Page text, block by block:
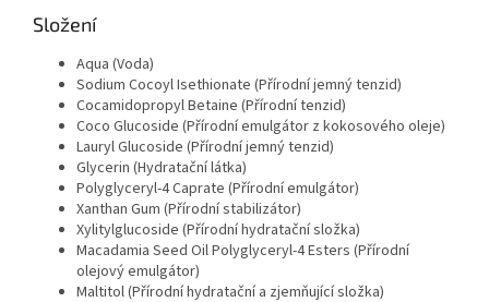
Složení
Aqua (Voda)
Sodium Cocoyl Isethionate (Přírodní jemný tenzid)
Cocamidopropyl Betaine (Přírodní tenzid)
Coco Glucoside (Přírodní emulgátor z kokosového oleje)
Lauryl Glucoside (Přírodní jemný tenzid)
Glycerin (Hydratační látka)
Polyglyceryl-4 Caprate (Přírodní emulgátor)
Xanthan Gum (Přírodní stabilizátor)
Xylitylglucoside (Přírodní hydratační složka)
Macadamia Seed Oil Polyglyceryl-4 Esters (Přírodní
olejový emulgátor)
Maltitol (Přírodní hydratační a zjemňující složka)